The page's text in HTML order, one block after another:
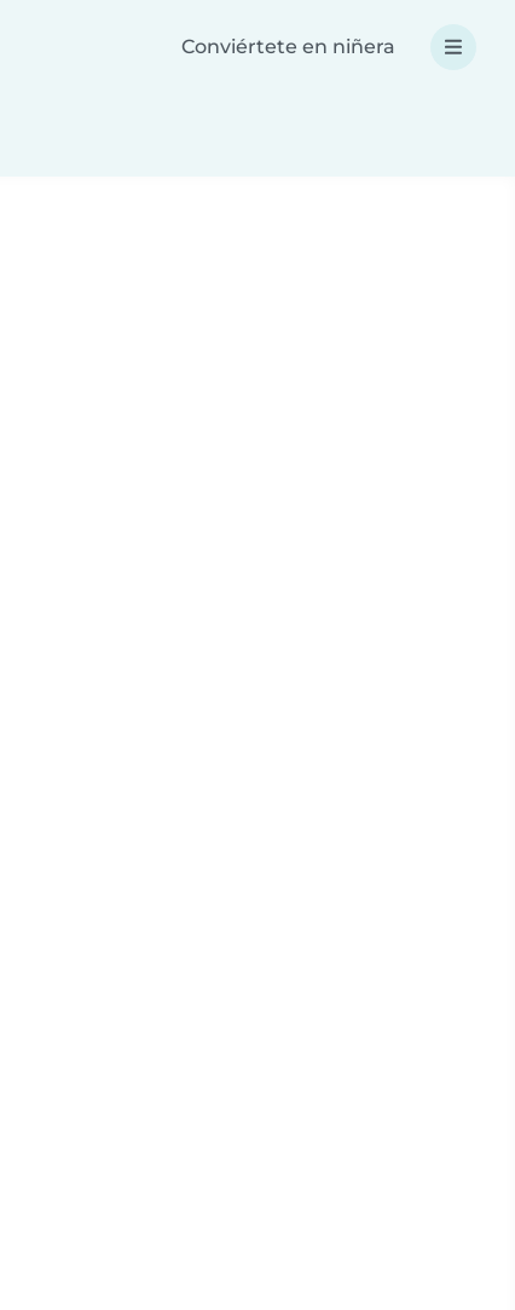
Conviértete en niñera